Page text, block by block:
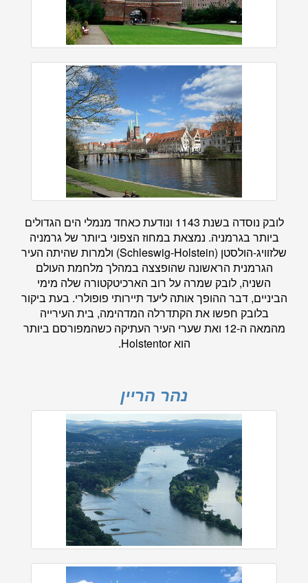
לובק נוסדה בשנת 1143 ונודעת כאחד מנמלי הים הגדולים
ביותר בגרמניה. נמצאת במחוז הצפוני ביותר של גרמניה
שלזוויג-הולסטן (Schleswig-Holstein) ולמרות שהיתה העיר
הגרמנית הראשונה שהופצצה במהלך מלחמת העולם
השניה, לובק שמרה על רוב הארכיטקטורה שלה מימי
הביניים, דבר ההופך אותה ליעד תיירותי פופולרי. בעת ביקור
בלובק חפשו את הקתדרלה המדהימה, בית העירייה
מהמאה ה-12 ואת שערי העיר העתיקה כשהמפורסם ביותר
הוא Holstentor.
נהר הריין